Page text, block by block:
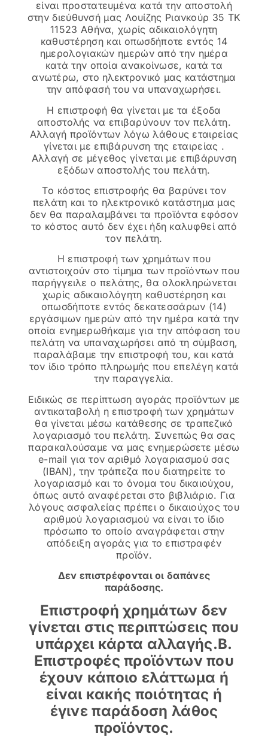
είναι προστατευμένα κατά την αποστολή
στην διεύθυνσή μας Λουίζης Ριανκούρ 35 ΤΚ
11523 Αθήνα, χωρίς αδικαιολόγητη
καθυστέρηση και οπωσδήποτε εντός 14
ημερολογιακών ημερών από την ημέρα
κατά την οποία ανακοίνωσε, κατά τα
ανωτέρω, στο ηλεκτρονικό μας κατάστημα
την απόφασή του να υπαναχωρήσει.
Η επιστροφή θα γίνεται με τα έξοδα
αποστολής να επιβαρύνουν τον πελάτη.
Αλλαγή προϊόντων λόγω λάθους εταιρείας
γίνεται με επιβάρυνση της εταιρείας .
Αλλαγή σε μέγεθος γίνεται με επιβάρυνση
εξόδων αποστολής του πελάτη.
Tο κόστος επιστροφής θα βαρύνει τον
πελάτη και το ηλεκτρονικό κατάστημα μας
δεν θα παραλαμβάνει τα προϊόντα εφόσον
το κόστος αυτό δεν έχει ήδη καλυφθεί από
τον πελάτη.
Η επιστροφή των χρημάτων που
αντιστοιχούν στο τίμημα των προϊόντων που
παρήγγειλε ο πελάτης, θα ολοκληρώνεται
χωρίς αδικαιολόγητη καθυστέρηση και
οπωσδήποτε εντός δεκατεσσάρων (14)
εργάσιμων ημερών από την ημέρα κατά την
οποία ενημερωθήκαμε για την απόφαση του
πελάτη να υπαναχωρήσει από τη σύμβαση,
παραλάβαμε την επιστροφή του, και κατά
τον ίδιο τρόπο πληρωμής που επελέγη κατά
την παραγγελία.
Ειδικώς σε περίπτωση αγοράς προϊόντων με
αντικαταβολή η επιστροφή των χρημάτων
θα γίνεται μέσω κατάθεσης σε τραπεζικό
λογαριασμό του πελάτη. Συνεπώς θα σας
παρακαλούσαμε να μας ενημερώσετε μέσω
e-mail για τον αριθμό λογαριασμού σας
(IBAN), την τράπεζα που διατηρείτε το
λογαριασμό και το όνομα του δικαιούχου,
όπως αυτό αναφέρεται στο βιβλιάριο. Για
λόγους ασφαλείας πρέπει ο δικαιούχος του
αριθμού λογαριασμού να είναι το ίδιο
πρόσωπο το οποίο αναγράφεται στην
απόδειξη αγοράς για το επιστραφέν
προϊόν.
Δεν επιστρέφονται οι δαπάνες
παράδοσης.
Επιστροφή χρημάτων δεν
γίνεται στις περιπτώσεις που
υπάρχει κάρτα αλλαγής.Β.
Επιστροφές προϊόντων που
έχουν κάποιο ελάττωμα ή
είναι κακής ποιότητας ή
έγινε παράδοση λάθος
προϊόντος.